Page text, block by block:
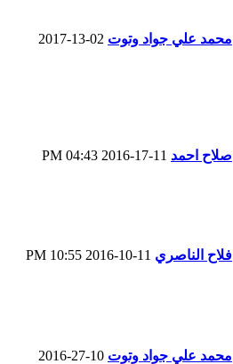
محمد علي جواد وتوت
صلاح احمد
04:43 PM
فلاح الناصري
10:55 PM
محمد علي جواد وتوت